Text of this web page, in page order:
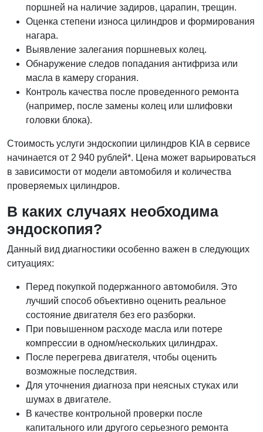
поршней на наличие задиров, царапин, трещин.
Оценка степени износа цилиндров и формирования
нагара.
Выявление залегания поршневых колец.
Обнаружение следов попадания антифриза или
масла в камеру сгорания.
Контроль качества после проведенного ремонта
(например, после замены колец или шлифовки
головки блока).
Стоимость услуги эндоскопии цилиндров KIA в сервисе
начинается от 2 940 рублей*. Цена может варьироваться
в зависимости от модели автомобиля и количества
проверяемых цилиндров.
В каких случаях необходима
эндоскопия?
Данный вид диагностики особенно важен в следующих
ситуациях:
Перед покупкой подержанного автомобиля. Это
лучший способ объективно оценить реальное
состояние двигателя без его разборки.
При повышенном расходе масла или потере
компрессии в одном/нескольких цилиндрах.
После перегрева двигателя, чтобы оценить
возможные последствия.
Для уточнения диагноза при неясных стуках или
шумах в двигателе.
В качестве контрольной проверки после
капитального или другого серьезного ремонта